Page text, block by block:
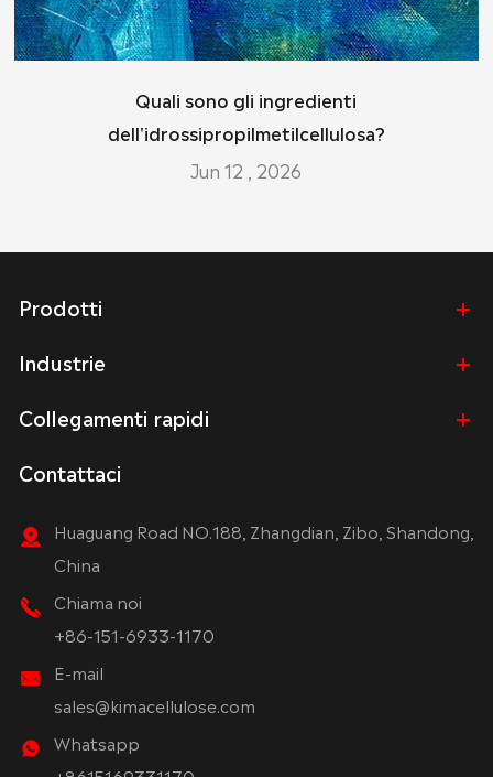
Quali sono gli ingredienti
dell'idrossipropilmetilcellulosa?
Jun 12 , 2026
Prodotti
Industrie
Collegamenti rapidi
Contattaci
Huaguang Road NO.188, Zhangdian, Zibo, Shandong,
China
Chiama noi
+86-151-6933-1170
E-mail
sales@kimacellulose.com
Whatsapp